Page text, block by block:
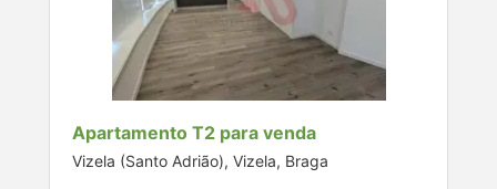
Apartamento T2 para venda
Vizela (Santo Adrião), Vizela, Braga